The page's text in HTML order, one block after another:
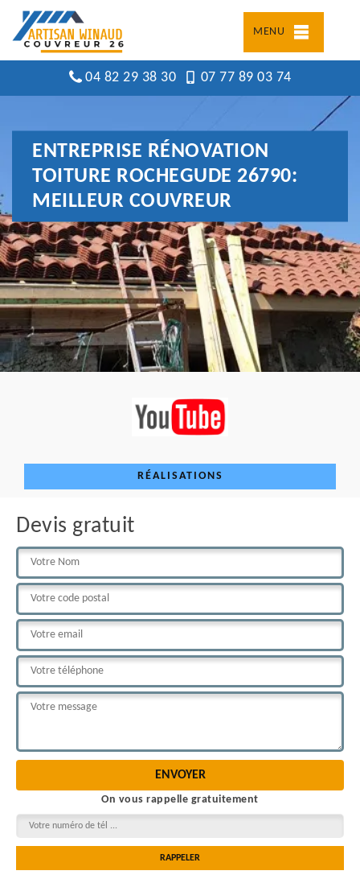
MENU
04 82 29 38 30 07 77 89 03 74
ENTREPRISE RÉNOVATION
TOITURE ROCHEGUDE 26790:
MEILLEUR COUVREUR
RÉALISATIONS
Devis gratuit
On vous rappelle gratuitement